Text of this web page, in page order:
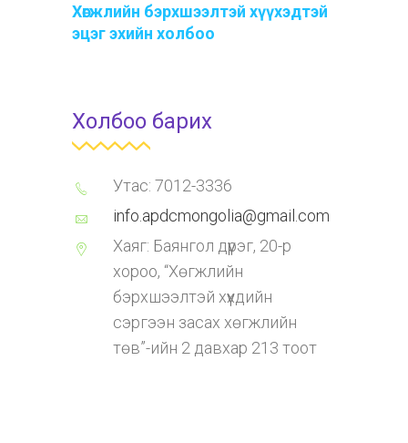
Хөгжлийн бэрхшээлтэй хүүхэдтэй
эцэг эхийн холбоо
Холбоо барих
Утас: 7012-3336
info.apdcmongolia@gmail.com
Хаяг: Баянгол дүүрэг, 20-р
хороо, “Хөгжлийн
бэрхшээлтэй хүүхдийн
сэргээн засах хөгжлийн
төв”-ийн 2 давхар 213 тоот